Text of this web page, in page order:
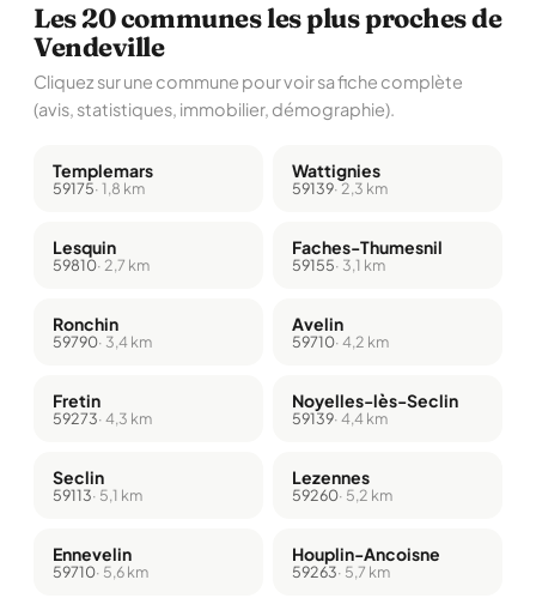
Les 20 communes les plus proches de
Vendeville
Cliquez sur une commune pour voir sa fiche complète
(avis, statistiques, immobilier, démographie).
Templemars
59175· 1,8 km
Wattignies
59139· 2,3 km
Lesquin
59810· 2,7 km
Faches-Thumesnil
59155· 3,1 km
Ronchin
59790· 3,4 km
Avelin
59710· 4,2 km
Fretin
59273· 4,3 km
Noyelles-lès-Seclin
59139· 4,4 km
Seclin
59113· 5,1 km
Lezennes
59260· 5,2 km
Ennevelin
59710· 5,6 km
Houplin-Ancoisne
59263· 5,7 km